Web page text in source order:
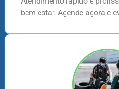
bem-estar. Agende agora e